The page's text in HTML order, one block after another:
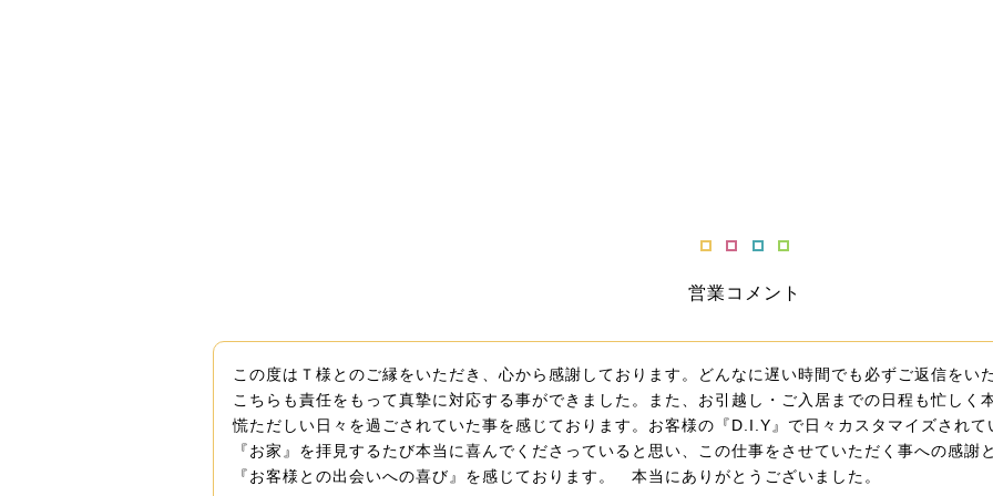
営業コメント
この度はＴ様とのご縁をいただき、心から感謝しております。どんなに遅い時間でも必ずご返信をい
こちらも責任をもって真摯に対応する事ができました。また、お引越し・ご入居までの日程も忙しく
慌ただしい日々を過ごされていた事を感じております。お客様の『D.I.Y』で日々カスタマイズされて
『お家』を拝見するたび本当に喜んでくださっていると思い、この仕事をさせていただく事への感謝
『お客様との出会いへの喜び』を感じております。 本当にありがとうございました。